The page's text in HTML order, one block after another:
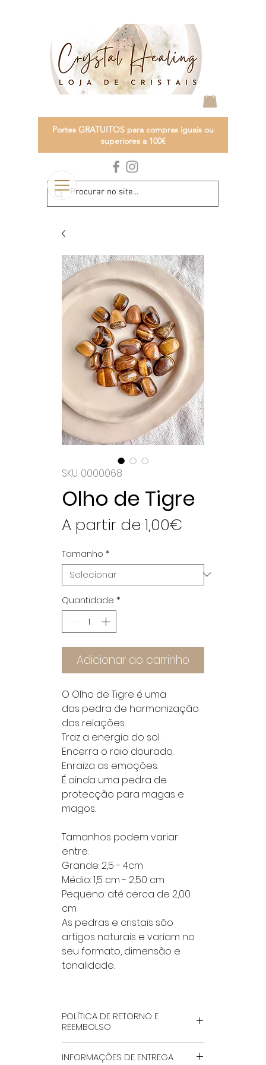
Portes GRATUITOS para compras iguais ou
superiores a 100€
SKU: 0000068
Olho de Tigre
A partir de 1,00€
Tamanho *
Quantidade *
Adicionar ao carrinho
O Olho de Tigre é uma
das pedra de harmonização
das relações.
Traz a energia do sol.
Encerra o raio dourado.
Enraiza as emoções.
É ainda uma pedra de
protecção para magas e
magos.
Tamanhos podem variar
entre:
Grande: 2,5 - 4cm
Médio: 1,5 cm - 2,50 cm
Pequeno: até cerca de 2,00
cm
As pedras e cristais são
artigos naturais e variam no
seu formato, dimensão e
tonalidade.
POLÍTICA DE RETORNO E
REEMBOLSO
INFORMAÇÕES DE ENTREGA